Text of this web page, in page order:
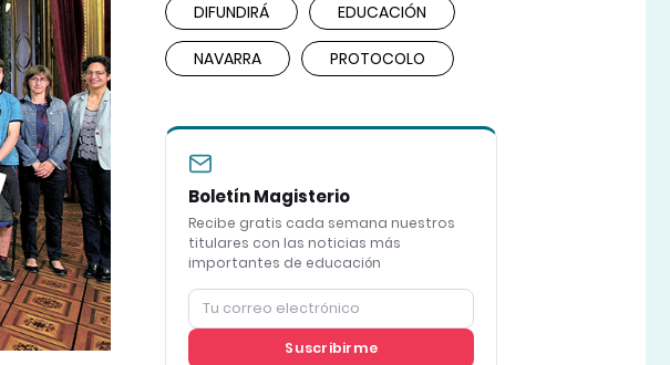
DIFUNDIRÁ EDUCACIÓN
NAVARRA PROTOCOLO
Boletín Magisterio
Recibe gratis cada semana nuestros
titulares con las noticias más
importantes de educación
Suscribirme